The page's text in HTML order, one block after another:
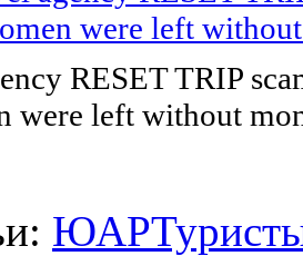
RESET TRIP
were left without
ЮАР